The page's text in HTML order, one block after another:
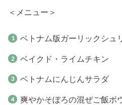
＜メニュー＞
ベトナム版ガーリックシュ
ベイクド・ライムチキン
ベトナムにんじんサラダ
爽やかそぼろの混ぜご飯ボ